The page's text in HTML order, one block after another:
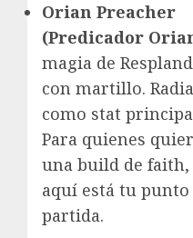
Orian Preacher
(Predicador
magia de
con martillo.
como stat
Para quienes
una build de faith,
aquí está tu punto
partida.